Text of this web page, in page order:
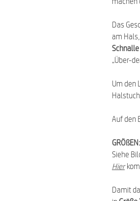
Das
am
„Über-
Um den
Auf den
GRÖßEN:
Siehe
Hier
Damit